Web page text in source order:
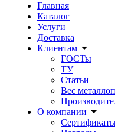
Главная
Каталог
Услуги
Доставка
Клиентам
ГОСТы
ТУ
Статьи
Вес
О компании